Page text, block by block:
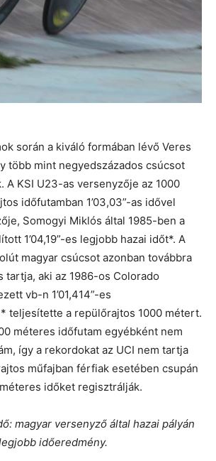
során a kiváló formában lévő Veres
több mint negyedszázados csúcsot
A KSI U23-as versenyzője az 1000
időfutamban 1’03,03”-as idővel
Somogyi Miklós által 1985-ben a
1’04,19”-es legjobb hazai időt*. A
magyar csúcsot azonban továbbra
tartja, aki az 1986-os Colorado
vb-n 1’01,414”-es
teljesítette a repülőrajtos 1000 métert.
méteres időfutam egyébként nem
így a rekordokat az UCI nem tartja
műfajban férfiak esetében csupán
időket regisztrálják.
magyar versenyző által hazai pályán
időeredmény.